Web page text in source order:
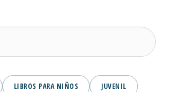
LIBROS PARA NIÑOS JUVENIL